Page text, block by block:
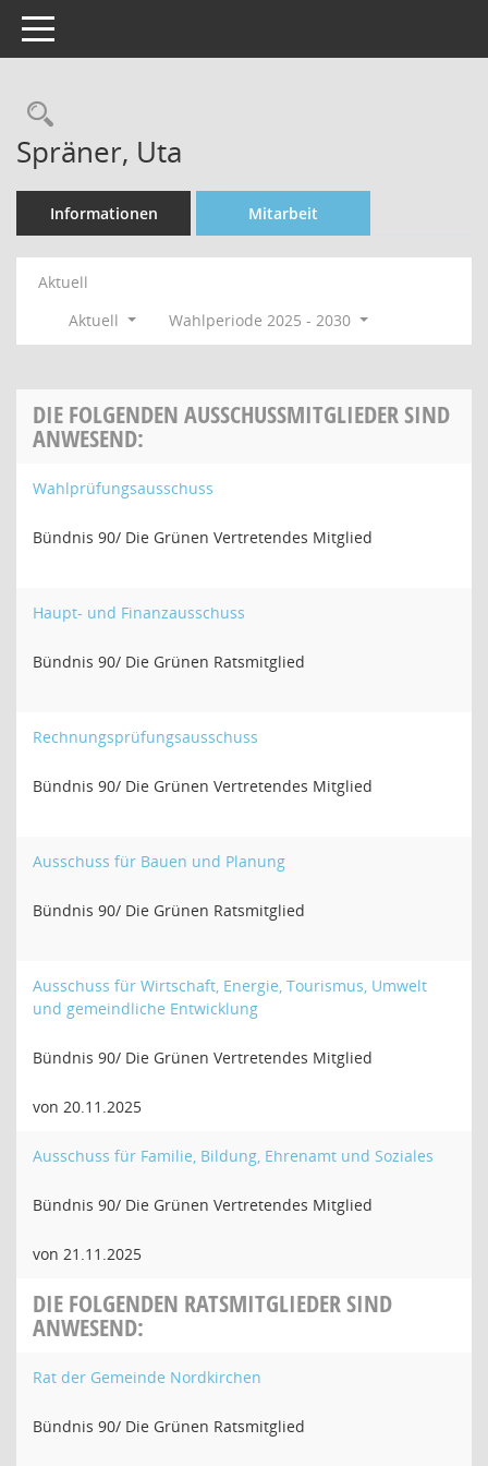
Toggle navigation
Rechercheauswahl
Spräner, Uta
Informationen Mitarbeit
Aktuell
Aktuell
Wahlperiode 2025 - 2030
DIE FOLGENDEN AUSSCHUSSMITGLIEDER SIND
ANWESEND:
Wahlprüfungsausschuss
Bündnis 90/ Die Grünen Vertretendes Mitglied
Haupt- und Finanzausschuss
Bündnis 90/ Die Grünen Ratsmitglied
Rechnungsprüfungsausschuss
Bündnis 90/ Die Grünen Vertretendes Mitglied
Ausschuss für Bauen und Planung
Bündnis 90/ Die Grünen Ratsmitglied
Ausschuss für Wirtschaft, Energie, Tourismus, Umwelt
und gemeindliche Entwicklung
Bündnis 90/ Die Grünen Vertretendes Mitglied
von 20.11.2025
Ausschuss für Familie, Bildung, Ehrenamt und Soziales
Bündnis 90/ Die Grünen Vertretendes Mitglied
von 21.11.2025
DIE FOLGENDEN RATSMITGLIEDER SIND
ANWESEND:
Rat der Gemeinde Nordkirchen
Bündnis 90/ Die Grünen Ratsmitglied